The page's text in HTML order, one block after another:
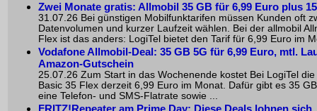
Zwei Monate gratis: Allmobil 35 GB für 6,99 Euro plus
31.07.26 Bei günstigen Mobilfunktarifen müssen Kunden oft
Datenvolumen und kurzer Laufzeit wählen. Bei der allmobil
Flex ist das anders: LogiTel bietet den Tarif für 6,99 Euro im
Vodafone Allmobil-Deal: 35 GB 5G für 6,99 Euro, mtl.
Amazon-Gutschein
25.07.26 Zum Start in das Wochenende kostet Bei LogiTel
Basic 35 Flex derzeit 6,99 Euro im Monat. Dafür gibt es 35
eine Telefon- und SMS-Flatrate sowie ...